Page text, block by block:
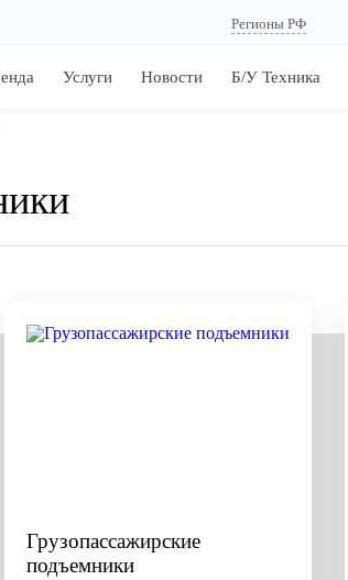
Регионы РФ
Услуги Новости Б/У Техника
Грузопассажирские
подъемники